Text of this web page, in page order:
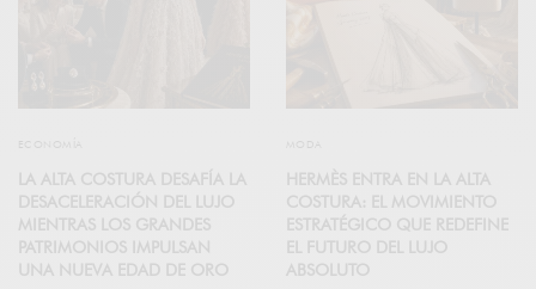
ECONOMÍA
LA ALTA COSTURA DESAFÍA LA
DESACELERACIÓN DEL LUJO
MIENTRAS LOS GRANDES
PATRIMONIOS IMPULSAN
UNA NUEVA EDAD DE ORO
HERMÈS ENTRA EN LA ALTA
COSTURA: EL MOVIMIENTO
ESTRATÉGICO QUE REDEFINE
EL FUTURO DEL LUJO
ABSOLUTO